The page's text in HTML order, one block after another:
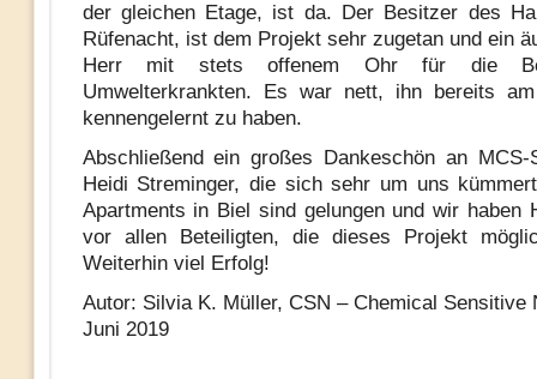
der gleichen Etage, ist da. Der Besitzer des
Rüfenacht, ist dem Projekt sehr zugetan und ein
Herr mit stets offenem Ohr für die
Umwelterkrankten. Es war nett, ihn bereits
kennengelernt zu haben.
Abschließend ein großes Dankeschön an MCS-
Heidi Streminger, die sich sehr um uns
Apartments in Biel sind gelungen und wir haben
vor allen Beteiligten, die dieses Projekt
Weiterhin viel Erfolg!
Autor: Silvia K. Müller, CSN – Chemical Sensitive
Juni 2019